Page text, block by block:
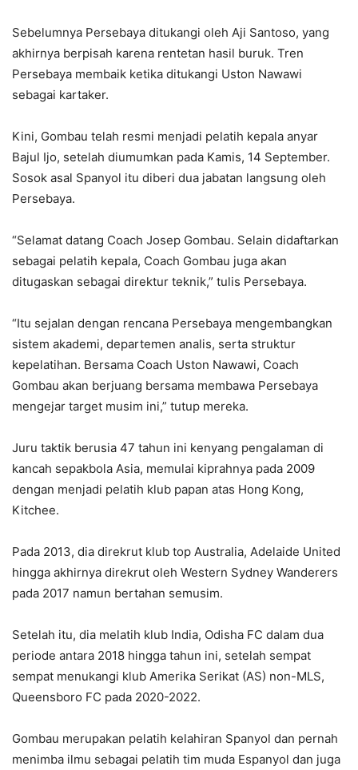
Sebelumnya Persebaya ditukangi oleh Aji Santoso, yang
akhirnya berpisah karena rentetan hasil buruk. Tren
Persebaya membaik ketika ditukangi Uston Nawawi
sebagai kartaker.
Kini, Gombau telah resmi menjadi pelatih kepala anyar
Bajul Ijo, setelah diumumkan pada Kamis, 14 September.
Sosok asal Spanyol itu diberi dua jabatan langsung oleh
Persebaya.
“Selamat datang Coach Josep Gombau. Selain didaftarkan
sebagai pelatih kepala, Coach Gombau juga akan
ditugaskan sebagai direktur teknik,” tulis Persebaya.
“Itu sejalan dengan rencana Persebaya mengembangkan
sistem akademi, departemen analis, serta struktur
kepelatihan. Bersama Coach Uston Nawawi, Coach
Gombau akan berjuang bersama membawa Persebaya
mengejar target musim ini,” tutup mereka.
Juru taktik berusia 47 tahun ini kenyang pengalaman di
kancah sepakbola Asia, memulai kiprahnya pada 2009
dengan menjadi pelatih klub papan atas Hong Kong,
Kitchee.
Pada 2013, dia direkrut klub top Australia, Adelaide United
hingga akhirnya direkrut oleh Western Sydney Wanderers
pada 2017 namun bertahan semusim.
Setelah itu, dia melatih klub India, Odisha FC dalam dua
periode antara 2018 hingga tahun ini, setelah sempat
sempat menukangi klub Amerika Serikat (AS) non-MLS,
Queensboro FC pada 2020-2022.
Gombau merupakan pelatih kelahiran Spanyol dan pernah
menimba ilmu sebagai pelatih tim muda Espanyol dan juga